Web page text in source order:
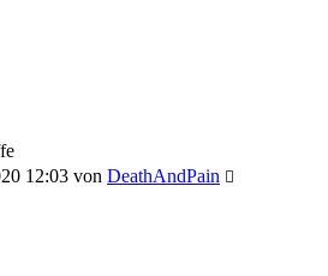
12:03 von DeathAndPain